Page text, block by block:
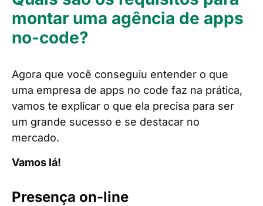
montar uma agência de apps
no-code?
Agora que você conseguiu entender o que
uma empresa de apps no code faz na prática,
vamos te explicar o que ela precisa para ser
um grande sucesso e se destacar no
mercado.
Vamos lá!
Presença on-line